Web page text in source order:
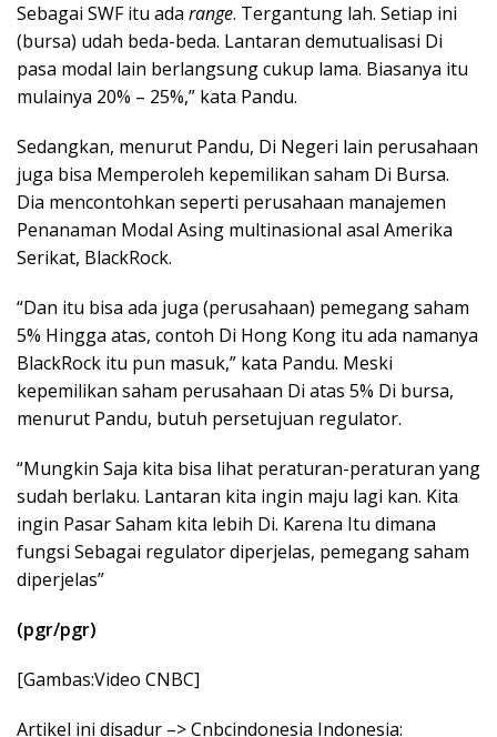
Sebagai SWF itu ada range. Tergantung lah. Setiap ini
(bursa) udah beda-beda. Lantaran demutualisasi Di
pasa modal lain berlangsung cukup lama. Biasanya itu
mulainya 20% – 25%,” kata Pandu.
Sedangkan, menurut Pandu, Di Negeri lain perusahaan
juga bisa Memperoleh kepemilikan saham Di Bursa.
Dia mencontohkan seperti perusahaan manajemen
Penanaman Modal Asing multinasional asal Amerika
Serikat, BlackRock.
“Dan itu bisa ada juga (perusahaan) pemegang saham
5% Hingga atas, contoh Di Hong Kong itu ada namanya
BlackRock itu pun masuk,” kata Pandu. Meski
kepemilikan saham perusahaan Di atas 5% Di bursa,
menurut Pandu, butuh persetujuan regulator.
“Mungkin Saja kita bisa lihat peraturan-peraturan yang
sudah berlaku. Lantaran kita ingin maju lagi kan. Kita
ingin Pasar Saham kita lebih Di. Karena Itu dimana
fungsi Sebagai regulator diperjelas, pemegang saham
diperjelas”
(pgr/pgr)
[Gambas:Video CNBC]
Artikel ini disadur –> Cnbcindonesia Indonesia: